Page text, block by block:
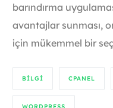
barındırma
avantajlar sunması,
için mükemmel bir
BILGI CPANEL